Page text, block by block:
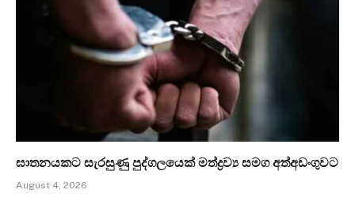
ඝාතනයකට සැරසුණු පුද්ගලයෙක් මත්ද්‍රව්‍ය සමග අත්අඩංගුවට
August 4, 2026